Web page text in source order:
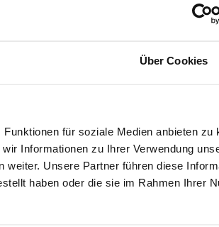
Über Cookies
für soziale Medien anbieten zu
Informationen zu Ihrer Verwendung
Unsere Partner führen diese
haben oder die sie im Rahmen Ihrer
Product